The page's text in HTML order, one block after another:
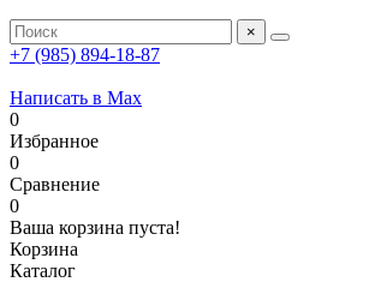
×
+7 (985) 894-18-87
Написать в Max
0
Избранное
0
Сравнение
0
Ваша корзина пуста!
Корзина
Каталог